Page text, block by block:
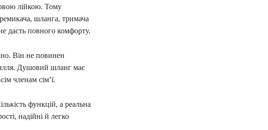
лійкою. Тому
шланга, тримача
дасть повного комфорту.
Він не повинен
Душовий шланг має
членам сім’ї.
функцій, а реальна
надійні й легко